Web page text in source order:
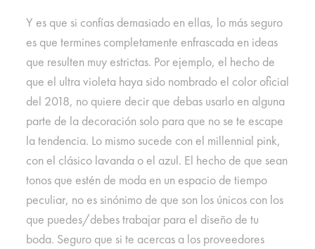
Y es que si confías demasiado en ellas, lo más seguro
es que termines completamente enfrascada en ideas
que resulten muy estrictas. Por ejemplo, el hecho de
que el ultra violeta haya sido nombrado el color oficial
del 2018, no quiere decir que debas usarlo en alguna
parte de la decoración solo para que no se te escape
la tendencia. Lo mismo sucede con el millennial pink,
con el clásico lavanda o el azul. El hecho de que sean
tonos que estén de moda en un espacio de tiempo
peculiar, no es sinónimo de que son los únicos con los
que puedes/debes trabajar para el diseño de tu
boda. Seguro que si te acercas a los proveedores